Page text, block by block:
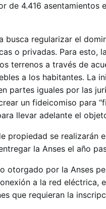
de 4.416
busca regularizar el
o privadas. Para esto, la
terrenos a través de
a los habitantes. La
partes iguales por las
un fideicomiso para
llevar adelante el
propiedad se realizarán
la Anses el año
otorgado por la Anses
a la red eléctrica,
que requieran la